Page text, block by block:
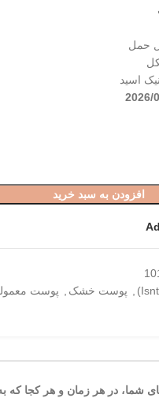
حمل
افزودن به سبد خرید
پوست خشک پوست
شما، در هر زمان و هر کجا که به